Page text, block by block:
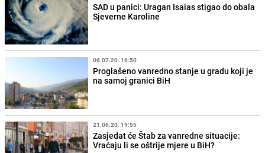
SAD u panici: Uragan Isaias stigao do obala
Sjeverne Karoline
06.07.20. 16:50
Proglašeno vanredno stanje u gradu koji je
na samoj granici BiH
21.06.20. 19:55
Zasjedat će Štab za vanredne situacije:
Vraćaju li se oštrije mjere u BiH?